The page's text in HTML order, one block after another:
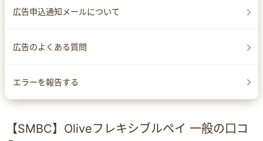
広告申込通知メールについて
広告のよくある質問
エラーを報告する
【SMBC】Oliveフレキシブルペイ 一般の口コ